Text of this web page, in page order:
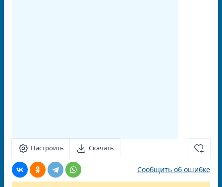
Настроить Скачать
Сообщить об ошибке